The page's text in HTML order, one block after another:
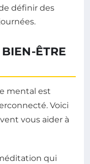
définir des
ÊTRE
mental est
Voici
vous aider à
qui